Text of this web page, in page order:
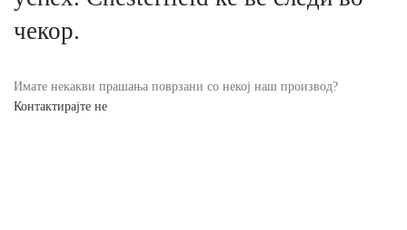
чекор.
Имате некакви прашања поврзани со некој наш производ?
Контактирајте не